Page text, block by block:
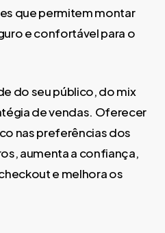
que permitem montar
e confortável para o
do seu público, do mix
de vendas. Oferecer
nas preferências dos
aumenta a confiança,
e melhora os